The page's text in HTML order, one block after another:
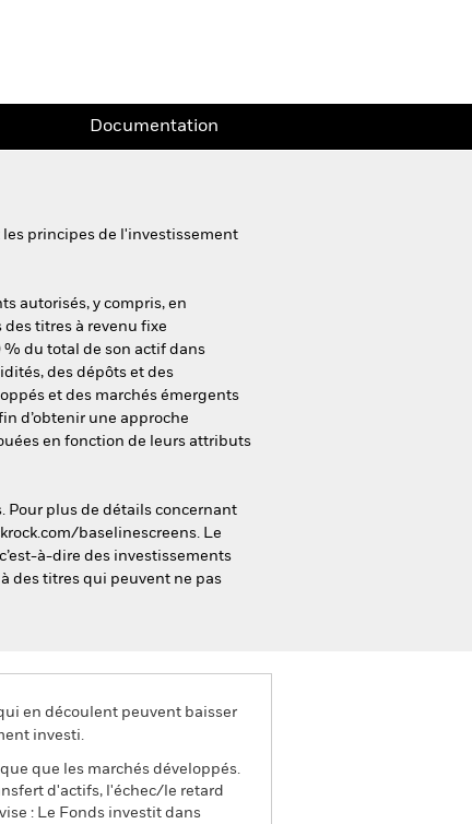
Documentation
principes de l'investissement
autorisés, y compris, en
titres à revenu fixe
du total de son actif dans
des dépôts et des
et des marchés émergents
d’obtenir une approche
en fonction de leurs attributs
Pour plus de détails concernant
baselinescreens. Le
à-dire des investissements
des titres qui peuvent ne pas
en découlent peuvent baisser
investi.
que les marchés développés.
d'actifs, l'échec/le retard
: Le Fonds investit dans